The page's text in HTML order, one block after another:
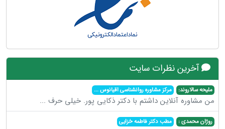
آخرین نظرات سایت
ملیحه سالاروند: مرکز مشاوره روانشناسی اقیانوس...
من مشاوره آنلاین داشتم با دکتر ذکایی پور. خیلی حرف ...
روژان محمدی : مطب دکتر فاطمه خزایی